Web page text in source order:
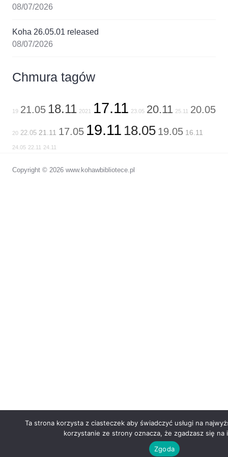
08/07/2026
Koha 26.05.01 released
08/07/2026
Chmura tagów
19 21.05 18.11 2021 17.11 23.05 20.11 25.11 20.05
20 22.05 21.11 17.05 19.11 18.05 19.05 16.11
24.05 22.11 24.11
Copyright © 2026 www.kohawbibliotece.pl
Ta strona korzysta z ciasteczek aby świadczyć usługi na
korzystanie ze strony oznacza, że zgadzasz się na
Zgoda